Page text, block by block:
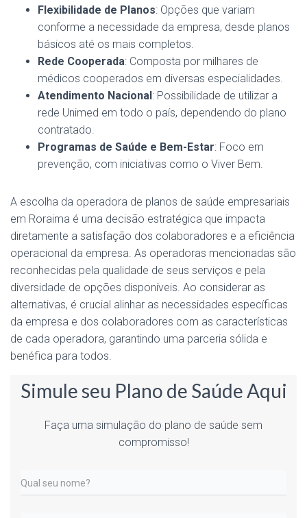
Flexibilidade de Planos: Opções que variam
conforme a necessidade da empresa, desde planos
básicos até os mais completos.
Rede Cooperada: Composta por milhares de
médicos cooperados em diversas especialidades.
Atendimento Nacional: Possibilidade de utilizar a
rede Unimed em todo o país, dependendo do plano
contratado.
Programas de Saúde e Bem-Estar: Foco em
prevenção, com iniciativas como o Viver Bem.
A escolha da operadora de planos de saúde empresariais
em Roraima é uma decisão estratégica que impacta
diretamente a satisfação dos colaboradores e a eficiência
operacional da empresa. As operadoras mencionadas são
reconhecidas pela qualidade de seus serviços e pela
diversidade de opções disponíveis. Ao considerar as
alternativas, é crucial alinhar as necessidades específicas
da empresa e dos colaboradores com as características
de cada operadora, garantindo uma parceria sólida e
benéfica para todos.
Simule seu Plano de Saúde Aqui
Faça uma simulação do plano de saúde sem
compromisso!